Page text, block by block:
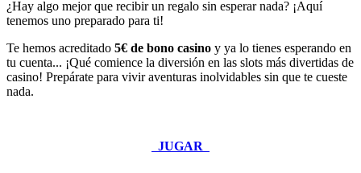
¿Hay algo mejor que recibir un regalo sin esperar nada? ¡Aquí
tenemos uno preparado para ti!
Te hemos acreditado 5€ de bono casino y ya lo tienes esperando en
tu cuenta... ¡Qué comience la diversión en las slots más divertidas de
casino! Prepárate para vivir aventuras inolvidables sin que te cueste
nada.
JUGAR